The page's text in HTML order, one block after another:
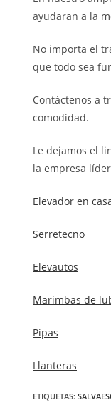
ayudaran a la
No importa el
que todo sea
Contáctenos a
comodidad.
Le dejamos el
la empresa
Elevador en
Serretecno
Elevautos
Marimbas de
Pipas
Llanteras
ETIQUETAS: